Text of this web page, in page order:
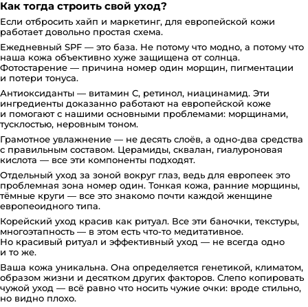
Как тогда строить свой уход?
Если отбросить хайп и маркетинг, для европейской кожи
работает довольно простая схема.
Ежедневный SPF — это база. Не потому что модно, а потому что
наша кожа объективно хуже защищена от солнца.
Фотостарение — причина номер один морщин, пигментации
и потери тонуса.
Антиоксиданты — витамин С, ретинол, ниацинамид. Эти
ингредиенты доказанно работают на европейской коже
и помогают с нашими основными проблемами: морщинами,
тусклостью, неровным тоном.
Грамотное увлажнение — не десять слоёв, а одно-два средства
с правильным составом. Церамиды, сквалан, гиалуроновая
кислота — все эти компоненты подходят.
Отдельный уход за зоной вокруг глаз, ведь для европеек это
проблемная зона номер один. Тонкая кожа, ранние морщины,
тёмные круги — все это знакомо почти каждой женщине
европеоидного типа.
Корейский уход красив как ритуал. Все эти баночки, текстуры,
многоэтапность — в этом есть что-то медитативное.
Но красивый ритуал и эффективный уход — не всегда одно
и то же.
Ваша кожа уникальна. Она определяется генетикой, климатом,
образом жизни и десятком других факторов. Слепо копировать
чужой уход — всё равно что носить чужие очки: вроде стильно,
но видно плохо.